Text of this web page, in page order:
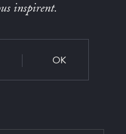
inspirent.
OK